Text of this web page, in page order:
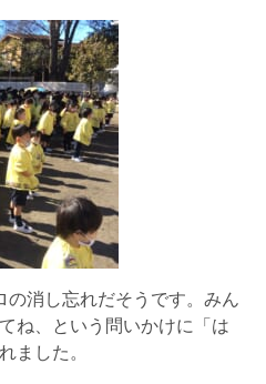
の消し忘れだそうです。みん
ね、という問いかけに「は
ました。